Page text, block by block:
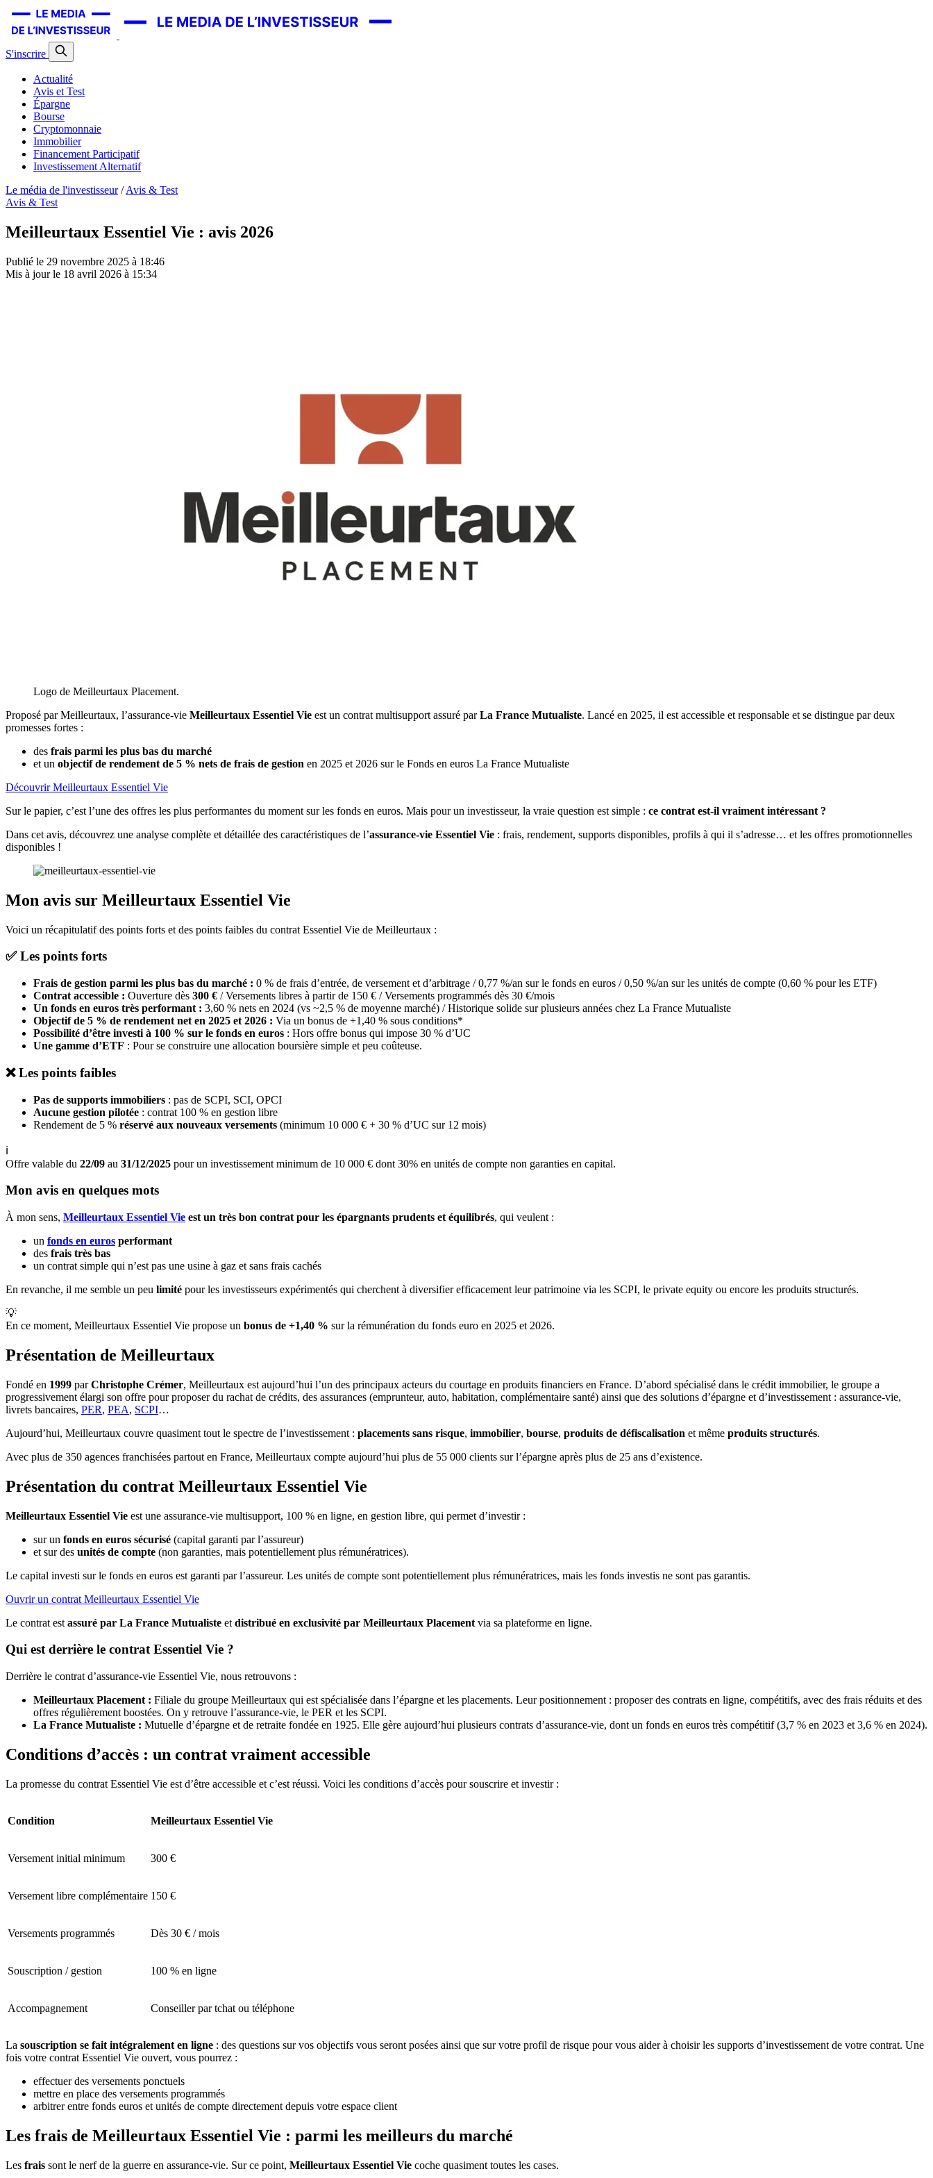
S'inscrire
Actualité
Avis et Test
Épargne
Bourse
Cryptomonnaie
Immobilier
Financement Participatif
Investissement Alternatif
Le média de l'investisseur / Avis & Test
Avis & Test
Meilleurtaux Essentiel Vie : avis 2026
Publié le 29 novembre 2025 à 18:46
Mis à jour le 18 avril 2026 à 15:34
Logo de Meilleurtaux Placement.
Proposé par Meilleurtaux, l’assurance-vie Meilleurtaux Essentiel Vie est un contrat multisupport assuré parLa France Mutualiste. Lancé en 2025, il est accessible et responsable et se distingue par deux
promesses fortes :
des frais parmi les plus bas du marché
et un objectif de rendement de 5 % nets de frais de gestion en 2025 et 2026 sur le Fonds en euros La France Mutualiste
Découvrir Meilleurtaux Essentiel Vie
Sur le papier, c’est l’une des offres les plus performantes du moment sur les fonds en euros. Mais pour un investisseur, la vraie question est simple : ce contrat est-il vraiment intéressant ?
Dans cet avis, découvrez une analyse complète et détaillée des caractéristiques de l’assurance-vie Essentiel Vie : frais, rendement, supports disponibles, profils à qui il s’adresse… et les offres promotionnelles
disponibles !
Mon avis sur Meilleurtaux Essentiel Vie
Voici un récapitulatif des points forts et des points faibles du contrat Essentiel Vie de Meilleurtaux :
✅ Les points forts
Frais de gestion parmi les plus bas du marché : 0 % de frais d’entrée, de versement et d’arbitrage / 0,77 %/an sur le fonds en euros / 0,50 %/an sur les unités de compte (0,60 % pour les ETF)
Contrat accessible : Ouverture dès 300 € / Versements libres à partir de 150 € / Versements programmés dès 30 €/mois
Un fonds en euros très performant : 3,60 % nets en 2024 (vs ~2,5 % de moyenne marché) / Historique solide sur plusieurs années chez La France Mutualiste
Objectif de 5 % de rendement net en 2025 et 2026 : Via un bonus de +1,40 % sous conditions*
Possibilité d’être investi à 100 % sur le fonds en euros : Hors offre bonus qui impose 30 % d’UC
Une gamme d’ETF : Pour se construire une allocation boursière simple et peu coûteuse.
❌ Les points faibles
Pas de supports immobiliers : pas de SCPI, SCI, OPCI
Aucune gestion pilotée : contrat 100 % en gestion libre
Rendement de 5 % réservé aux nouveaux versements (minimum 10 000 € + 30 % d’UC sur 12 mois)
ℹ️
Offre valable du 22/09 au 31/12/2025 pour un investissement minimum de 10 000 € dont 30% en unités de compte non garanties en capital.
Mon avis en quelques mots
À mon sens, Meilleurtaux Essentiel Vie est un très bon contrat pour les épargnants prudents et équilibrés, qui veulent :
un fonds en euros performant
des frais très bas
un contrat simple qui n’est pas une usine à gaz et sans frais cachés
En revanche, il me semble un peu limité pour les investisseurs expérimentés qui cherchent à diversifier efficacement leur patrimoine via les SCPI, le private equity ou encore les produits structurés.
💡
En ce moment, Meilleurtaux Essentiel Vie propose un bonus de +1,40 % sur la rémunération du fonds euro en 2025 et 2026.
Présentation de Meilleurtaux
Fondé en 1999 parChristophe Crémer, Meilleurtaux est aujourd’hui l’un des principaux acteurs du courtage en produits financiers en France. D’abord spécialisé dans le crédit immobilier, le groupe a
progressivement élargi son offre pour proposer du rachat de crédits, des assurances (emprunteur, auto, habitation, complémentaire santé) ainsi que des solutions d’épargne et d’investissement : assurance-vie,
livrets bancaires, PER, PEA, SCPI…
Aujourd’hui, Meilleurtaux couvre quasiment tout le spectre de l’investissement : placements sans risque, immobilier, bourse, produits de défiscalisation et même produits structurés.
Avec plus de 350 agences franchisées partout en France, Meilleurtaux compte aujourd’hui plus de 55 000 clients sur l’épargne après plus de 25 ans d’existence.
Présentation du contrat Meilleurtaux Essentiel Vie
Meilleurtaux Essentiel Vie est une assurance-vie multisupport, 100 % en ligne, en gestion libre, qui permet d’investir :
sur un fonds en euros sécurisé (capital garanti par l’assureur)
et sur des unités de compte (non garanties, mais potentiellement plus rémunératrices).
Le capital investi sur le fonds en euros est garanti par l’assureur. Les unités de compte sont potentiellement plus rémunératrices, mais les fonds investis ne sont pas garantis.
Ouvrir un contrat Meilleurtaux Essentiel Vie
Le contrat est assuré par La France Mutualiste et distribué en exclusivité par Meilleurtaux Placement via sa plateforme en ligne.
Qui est derrière le contrat Essentiel Vie ?
Derrière le contrat d’assurance-vie Essentiel Vie, nous retrouvons :
Meilleurtaux Placement : Filiale du groupe Meilleurtaux qui est spécialisée dans l’épargne et les placements. Leur positionnement : proposer des contrats en ligne, compétitifs, avec des frais réduits et des
offres régulièrement boostées. On y retrouve l’assurance-vie, le PER et les SCPI.
La France Mutualiste : Mutuelle d’épargne et de retraite fondée en 1925. Elle gère aujourd’hui plusieurs contrats d’assurance-vie, dont un fonds en euros très compétitif (3,7 % en 2023 et 3,6 % en 2024).
Conditions d’accès : un contrat vraiment accessible
La promesse du contrat Essentiel Vie est d’être accessible et c’est réussi. Voici les conditions d’accès pour souscrire et investir :
Condition Meilleurtaux Essentiel Vie
Versement initial minimum 300 €
Versement libre complémentaire 150 €
Versements programmés Dès 30 € / mois
Souscription / gestion 100 % en ligne
Accompagnement Conseiller par tchat ou téléphone
La souscription se fait intégralement en ligne : des questions sur vos objectifs vous seront posées ainsi que sur votre profil de risque pour vous aider à choisir les supports d’investissement de votre contrat. Une
fois votre contrat Essentiel Vie ouvert, vous pourrez :
effectuer des versements ponctuels
mettre en place des versements programmés
arbitrer entre fonds euros et unités de compte directement depuis votre espace client
Les frais de Meilleurtaux Essentiel Vie : parmi les meilleurs du marché
Les frais sont le nerf de la guerre en assurance-vie. Sur ce point, Meilleurtaux Essentiel Vie coche quasiment toutes les cases.